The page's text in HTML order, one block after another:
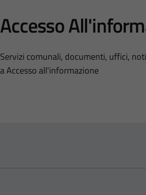
Accesso
Dettagli
Servizi comunali, documenti, uffici,
a Accesso all'informazione